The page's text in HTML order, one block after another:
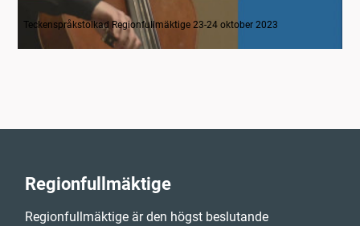
Mötet startar – närvarokontroll. Musik
Teckenspråkstolkad Regionfullmäktige 23-24 oktober 2023
Regionfullmäktige
Regionfullmäktige är den högst beslutande